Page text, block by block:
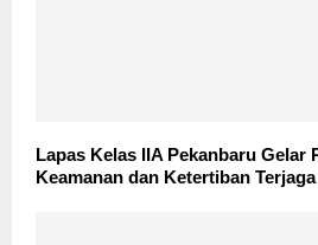
Lapas Kelas IIA Pekanbaru Gelar
Keamanan dan Ketertiban Terjaga